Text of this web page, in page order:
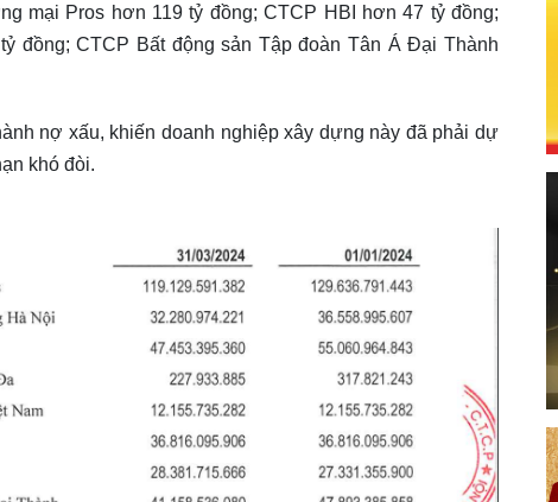
mại Pros hơn 119 tỷ đồng; CTCP HBI hơn 47 tỷ đồng;
đồng; CTCP Bất động sản Tập đoàn Tân Á Đại Thành
nợ xấu, khiến doanh nghiệp xây dựng này đã phải dự
khó đòi.